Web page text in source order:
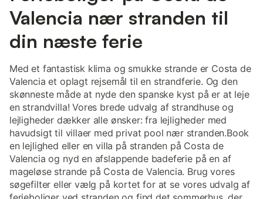
Valencia nær stranden til
din næste ferie
Med et fantastisk klima og smukke strande er Costa de
Valencia et oplagt rejsemål til en strandferie. Og den
skønneste måde at nyde den spanske kyst på er at leje
en strandvilla! Vores brede udvalg af strandhuse og
lejligheder dækker alle ønsker: fra lejligheder med
havudsigt til villaer med privat pool nær stranden.Book
en lejlighed eller en villa på stranden på Costa de
Valencia og nyd en afslappende badeferie på en af
mageløse strande på Costa de Valencia. Brug vores
søgefilter eller vælg på kortet for at se vores udvalg af